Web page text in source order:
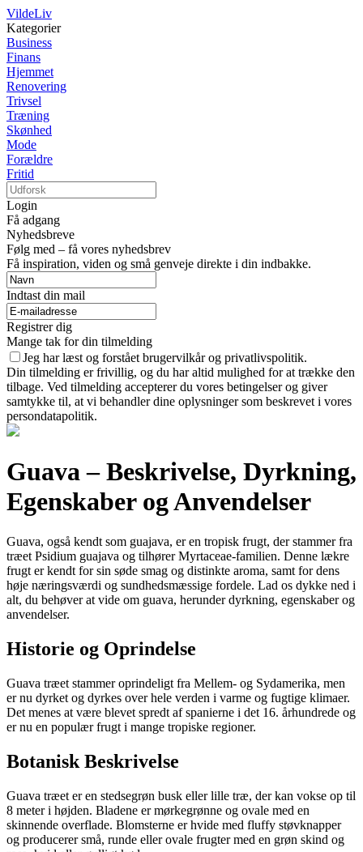
VildeLiv
Kategorier
Business
Finans
Hjemmet
Renovering
Trivsel
Træning
Skønhed
Mode
Forældre
Fritid
Login
Få adgang
Nyhedsbreve
Følg med – få vores nyhedsbrev
Få inspiration, viden og små genveje direkte i din indbakke.
Indtast din mail
Registrer dig
Mange tak for din tilmelding
Jeg har læst og forstået brugervilkår og privatlivspolitik.
Din tilmelding er frivillig, og du har altid mulighed for at trække den
tilbage. Ved tilmelding accepterer du vores betingelser og giver
samtykke til, at vi behandler dine oplysninger som beskrevet i vores
persondatapolitik.
Guava – Beskrivelse, Dyrkning,
Egenskaber og Anvendelser
Guava, også kendt som guajava, er en tropisk frugt, der stammer fra
træet Psidium guajava og tilhører Myrtaceae-familien. Denne lækre
frugt er kendt for sin søde smag og distinkte aroma, samt for dens
høje næringsværdi og sundhedsmæssige fordele. Lad os dykke ned i
alt, du behøver at vide om guava, herunder dyrkning, egenskaber og
anvendelser.
Historie og Oprindelse
Guava træet stammer oprindeligt fra Mellem- og Sydamerika, men
er nu dyrket og dyrkes over hele verden i varme og fugtige klimaer.
Det menes at være blevet spredt af spanierne i det 16. århundrede og
er nu en populær frugt i mange tropiske regioner.
Botanisk Beskrivelse
Guava træet er en stedsegrøn busk eller lille træ, der kan vokse op til
8 meter i højden. Bladene er mørkegrønne og ovale med en
skinnende overflade. Blomsterne er hvide med fluffy støvknapper
og producerer små, runde eller ovale frugter med en grøn skind og